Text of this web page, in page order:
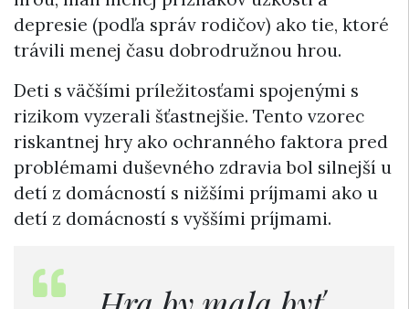
depresie (podľa správ rodičov) ako tie, ktoré
trávili menej času dobrodružnou hrou.
Deti s väčšími príležitosťami spojenými s
rizikom vyzerali šťastnejšie. Tento vzorec
riskantnej hry ako ochranného faktora pred
problémami duševného zdravia bol silnejší u
detí z domácností s nižšími príjmami ako u
detí z domácností s vyššími príjmami.